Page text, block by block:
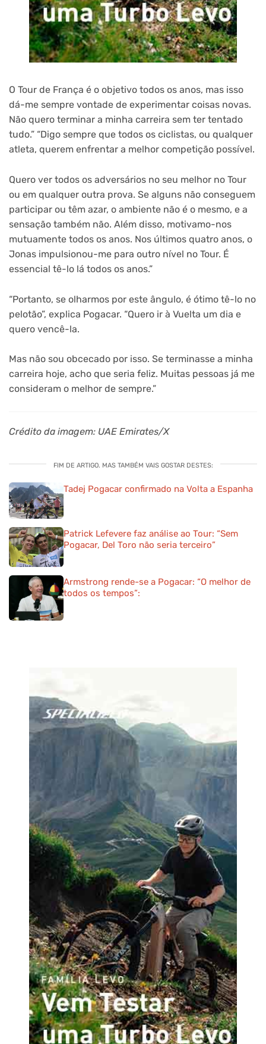
O Tour de França é o objetivo todos os anos, mas isso
dá-me sempre vontade de experimentar coisas novas.
Não quero terminar a minha carreira sem ter tentado
tudo.” “Digo sempre que todos os ciclistas, ou qualquer
atleta, querem enfrentar a melhor competição possível.
Quero ver todos os adversários no seu melhor no Tour
ou em qualquer outra prova. Se alguns não conseguem
participar ou têm azar, o ambiente não é o mesmo, e a
sensação também não. Além disso, motivamo-nos
mutuamente todos os anos. Nos últimos quatro anos, o
Jonas impulsionou-me para outro nível no Tour. É
essencial tê-lo lá todos os anos.”
“Portanto, se olharmos por este ângulo, é ótimo tê-lo no
pelotão”, explica Pogacar. “Quero ir à Vuelta um dia e
quero vencê-la.
Mas não sou obcecado por isso. Se terminasse a minha
carreira hoje, acho que seria feliz. Muitas pessoas já me
consideram o melhor de sempre.”
Crédito da imagem: UAE Emirates/X
FIM DE ARTIGO. MAS TAMBÉM VAIS GOSTAR DESTES:
Tadej Pogacar confirmado na Volta a Espanha
Patrick Lefevere faz análise ao Tour: “Sem
Pogacar, Del Toro não seria terceiro”
Armstrong rende-se a Pogacar: “O melhor de
todos os tempos”: